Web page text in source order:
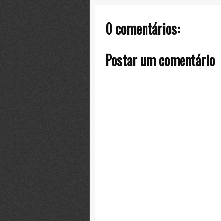
0 comentários:
Postar um comentário